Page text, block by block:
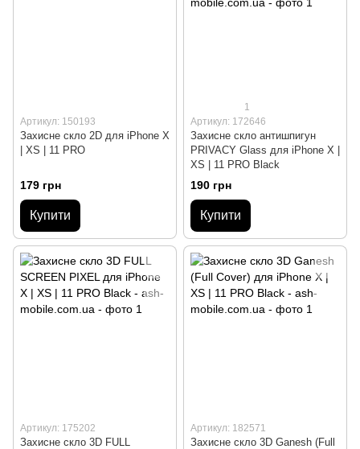
Артикул: 150193
Захисне скло 2D для iPhone X
| XS | 11 PRO
179 грн
Купити
1
Артикул: 172646
Захисне скло антишпигун
PRIVACY Glass для iPhone X |
XS | 11 PRO Black
190 грн
Купити
Артикул: 175202
Захисне скло 3D FULL
Артикул: 182571
Захисне скло 3D Ganesh (Full